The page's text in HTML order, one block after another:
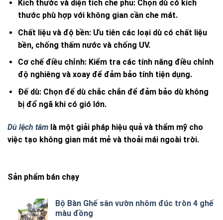
Kích thước và diện tích che phủ: Chọn dù có kích
thước phù hợp với không gian cần che mát.
Chất liệu và độ bền: Ưu tiên các loại dù có chất liệu
bền, chống thấm nước và chống UV.
Cơ chế điều chỉnh: Kiểm tra các tính năng điều chỉnh
độ nghiêng và xoay để đảm bảo tính tiện dụng.
Đế dù: Chọn đế dù chắc chắn để đảm bảo dù không
bị đổ ngã khi có gió lớn.
Dù lệch tâm là một giải pháp hiệu quả và thẩm mỹ cho
việc tạo không gian mát mẻ và thoải mái ngoài trời.
Sản phẩm bán chạy
Bộ Bàn Ghế sân vườn nhôm đúc tròn 4 ghế
màu đồng